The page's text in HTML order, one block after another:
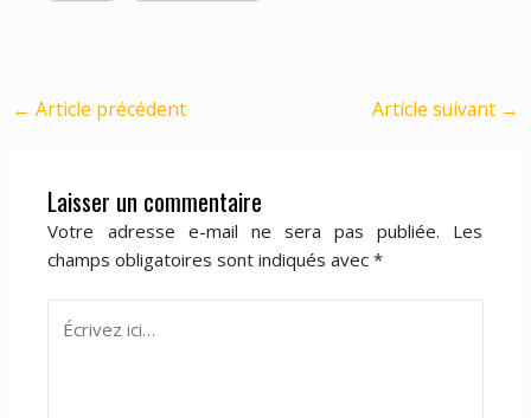
← Article précédent Article suivant →
Laisser un commentaire
Votre adresse e-mail ne sera pas publiée.
Les
champs obligatoires sont indiqués avec*
ici…